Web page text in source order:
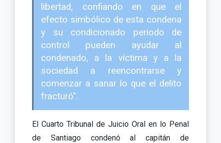
libertad, confiando en que el
efecto simbólico de esta condena
y su condicionado periodo de
control pueden ayudar al
condenado, a la víctima y a la
sociedad a reencontrarse y
comenzar a sanar lo que el delito
fracturó".
El Cuarto Tribunal de Juicio Oral en lo Penal
de Santiago condenó al capitán de